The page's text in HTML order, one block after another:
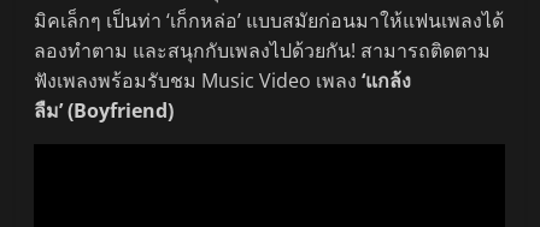
มิคเล็กๆ เป็นท่า ‘เก็กหล่อ’ แบบสมัยก่อนมาให้แฟนเพลงได้
ลองทำตาม และสนุกกับเพลงไปด้วยกัน! สามารถติดตาม
ฟังเพลงพร้อมรับชม Music Video เพลง‘แกล้ง
ลืม’ (Boyfriend)